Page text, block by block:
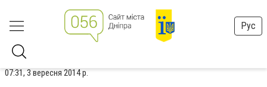
Рус
07:31, 3 вересня 2014 р.